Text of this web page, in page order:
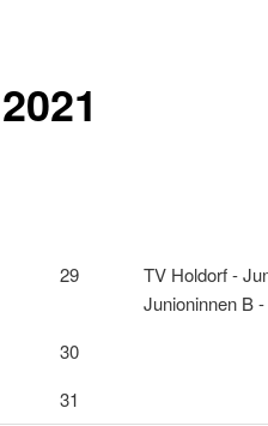
29
TV Holdorf -
Junioninnen B
30
31